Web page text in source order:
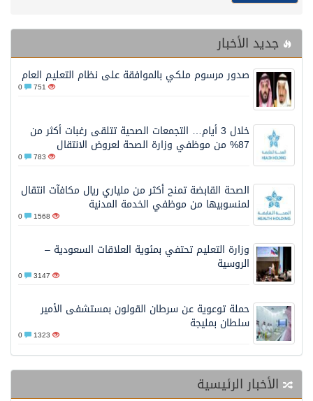
جديد الأخبار
صدور مرسوم ملكي بالموافقة على نظام التعليم العام
751
خلال 3 أيام… التجمعات الصحية تتلقى رغبات أكثر من
87% من موظفي وزارة الصحة لعروض الانتقال
783
الصحة القابضة تمنح أكثر من ملياري ريال مكافآت انتقال
لمنسوبيها من موظفي الخدمة المدنية
1568
وزارة التعليم تحتفي بمئوية العلاقات السعودية –
الروسية
3147
حملة توعوية عن سرطان القولون بمستشفى الأمير
سلطان بمليجة
1323
الأخبار الرئيسية